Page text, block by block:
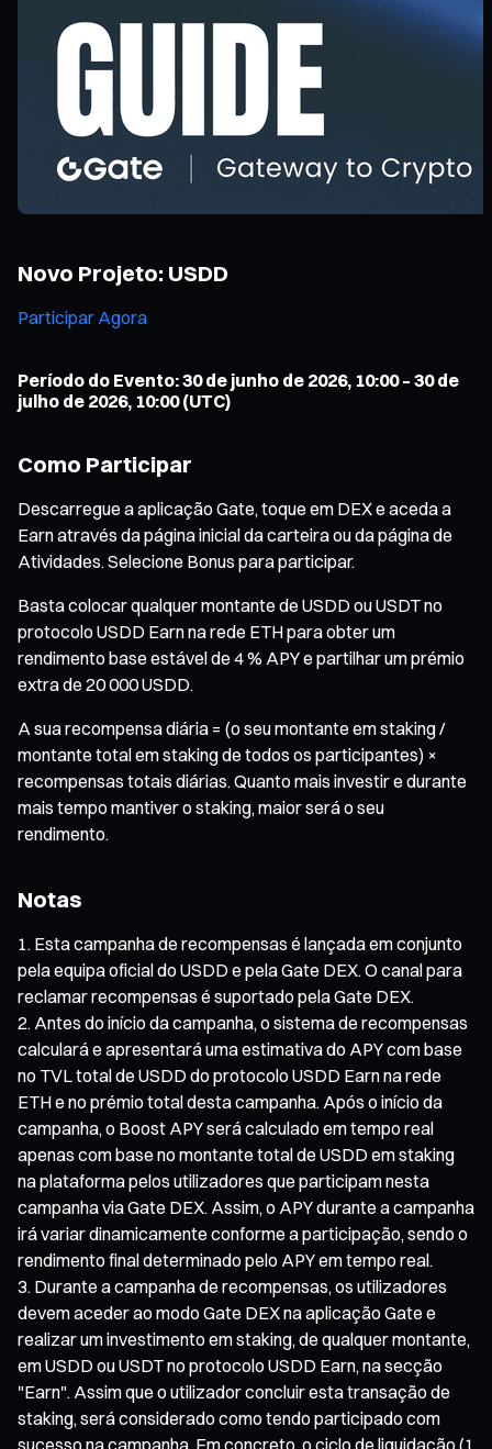
Novo Projeto: USDD
Participar Agora
Período do Evento: 30 de junho de 2026, 10:00 – 30 de
julho de 2026, 10:00 (UTC)
Como Participar
Descarregue a aplicação Gate, toque em DEX e aceda a
Earn através da página inicial da carteira ou da página de
Atividades. Selecione Bonus para participar.
Basta colocar qualquer montante de USDD ou USDT no
protocolo USDD Earn na rede ETH para obter um
rendimento base estável de 4 % APY e partilhar um prémio
extra de 20 000 USDD.
A sua recompensa diária = (o seu montante em staking /
montante total em staking de todos os participantes) ×
recompensas totais diárias. Quanto mais investir e durante
mais tempo mantiver o staking, maior será o seu
rendimento.
Notas
Esta campanha de recompensas é lançada em conjunto
pela equipa oficial do USDD e pela Gate DEX. O canal para
reclamar recompensas é suportado pela Gate DEX.
Antes do início da campanha, o sistema de recompensas
calculará e apresentará uma estimativa do APY com base
no TVL total de USDD do protocolo USDD Earn na rede
ETH e no prémio total desta campanha. Após o início da
campanha, o Boost APY será calculado em tempo real
apenas com base no montante total de USDD em staking
na plataforma pelos utilizadores que participam nesta
campanha via Gate DEX. Assim, o APY durante a campanha
irá variar dinamicamente conforme a participação, sendo o
rendimento final determinado pelo APY em tempo real.
Durante a campanha de recompensas, os utilizadores
devem aceder ao modo Gate DEX na aplicação Gate e
realizar um investimento em staking, de qualquer montante,
em USDD ou USDT no protocolo USDD Earn, na secção
"Earn". Assim que o utilizador concluir esta transação de
staking, será considerado como tendo participado com
sucesso na campanha. Em concreto, o ciclo de liquidação (1